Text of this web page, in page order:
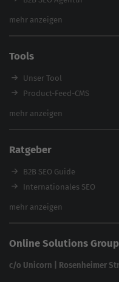
Inhouse SEO Agentur
Enterprise SEO Agentur
Workshops
mehr anzeigen
Tools
Unser Tool
Product-Feed-CMS
Website Analyse
Backlink-Check
Ladezeiten-Check
Brand Protection Tool
Website SEO Check
feed2content.ai
mehr anzeigen
Ratgeber
B2B SEO Guide
Internationales SEO
eCommerce SEO
In ChatGPT gefunden
Linkbuilding 2025
mehr anzeigen
Online Solutions Group
c/o Unicorn | Rosenheimer